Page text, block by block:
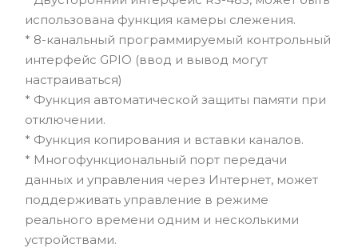
использована функция камеры слежения.
* 8-канальный программируемый контрольный
интерфейс GPIO (ввод и вывод могут
настраиваться)
* Функция автоматической защиты памяти при
отключении.
* Функция копирования и вставки каналов.
* Многофункциональный порт передачи
данных и управления через Интернет, может
поддерживать управление в режиме
реального времени одним и несколькими
устройствами.